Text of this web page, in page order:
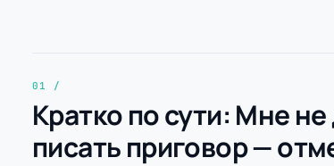
Кратко по сути: Мне
писать приговор —